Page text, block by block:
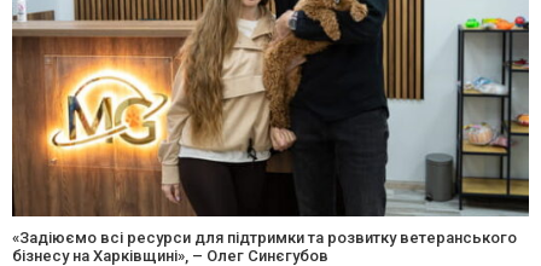
«Задіюємо всі ресурси для підтримки та розвитку ветеранського
бізнесу на Харківщині», – Олег Синєгубов